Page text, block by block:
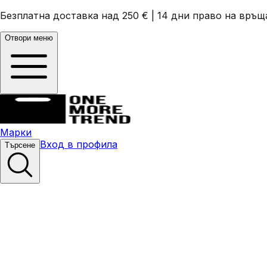
Безплатна доставка над 250 € 14 дни право на
Отвори меню
Марки
Търсене Вход в профила